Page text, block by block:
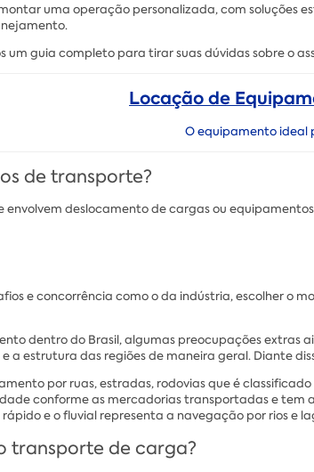
uma operação personalizada, com soluções
um guia completo para tirar suas dúvidas sobre o
Locação de
O equipamento ideal
de transporte?
envolvem deslocamento de cargas ou
e concorrência como o da indústria, escolher o
dentro do Brasil, algumas preocupações extras
a estrutura das regiões de maneira geral. Diante
por ruas, estradas, rodovias que é
conforme as mercadorias transportadas e tem
e o fluvial representa a navegação por rios e
transporte de carga?